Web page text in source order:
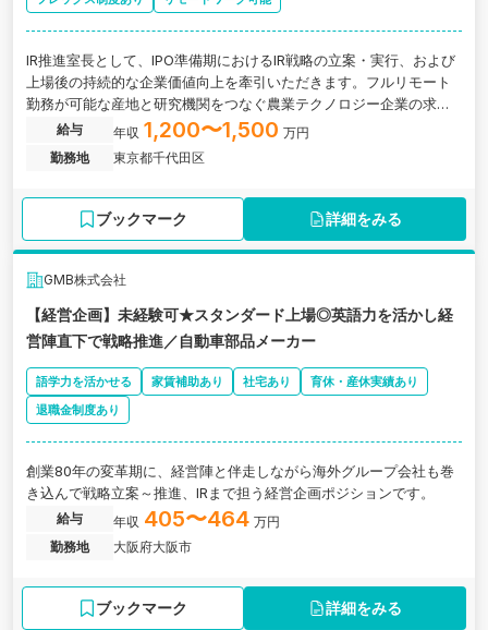
IR推進室長として、IPO準備期におけるIR戦略の立案・実行、および
上場後の持続的な企業価値向上を牽引いただきます。フルリモート
勤務が可能な産地と研究機関をつなぐ農業テクノロジー企業の求人
です。給与 年収 1,200〜1,500 万円
勤務地
東京都千代田区
ブックマーク 詳細をみる
GMB株式会社
【経営企画】未経験可★スタンダード上場◎英語力を活かし経
営陣直下で戦略推進／自動車部品メーカー
語学力を活かせる 家賃補助あり 社宅あり
育休・産休実績あり
退職金制度あり
創業80年の変革期に、経営陣と伴走しながら海外グループ会社も巻
き込んで戦略立案～推進、IRまで担う経営企画ポジションです。
給与 年収 405〜464 万円
勤務地
大阪府大阪市
ブックマーク 詳細をみる